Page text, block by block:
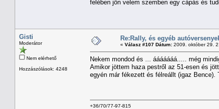
felében jön velem szemben egy cápás és
Gisti
Moderátor
Nem elérhető
Hozzászólások: 4248
Re:Rally, és egyéb
« Válasz #107 Dátum: 2009. október 29.
Nekem mondod és ... ááááááá..... még
Amikor jöttem haza pestről az 51-esen és
egyén már fékezett és félreállt (igaz
+36/70/77-97-815